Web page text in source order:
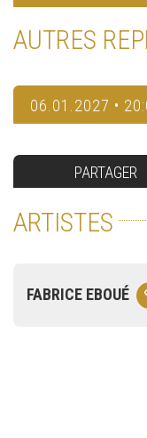
AUTRES
06.01.2027 •
PARTAGER
ARTISTES
FABRICE EBOUÉ